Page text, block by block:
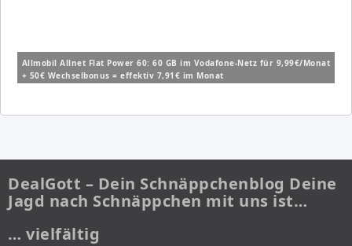
Allmobil Allnet Flat Power 60: 60 GB im Vodafone-Netz für 9,99€/Monat
+ 50€ Wechselbonus = effektiv 7,91€ im Monat
DealGott – Dein Schnäppchenblog Deine
Jagd nach Schnäppchen mit uns ist…
… vielfältig